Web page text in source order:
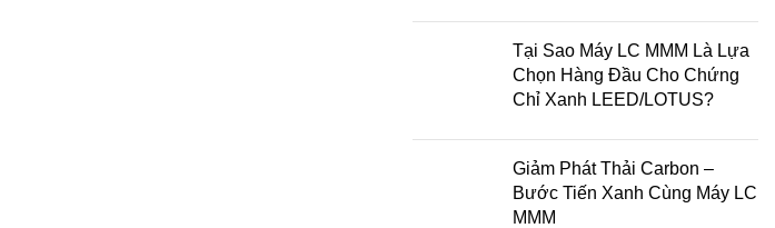
Tại Sao Máy LC MMM Là Lựa
Chọn Hàng Đầu Cho Chứng
Chỉ Xanh LEED/LOTUS?
Giảm Phát Thải Carbon –
Bước Tiến Xanh Cùng Máy LC
MMM